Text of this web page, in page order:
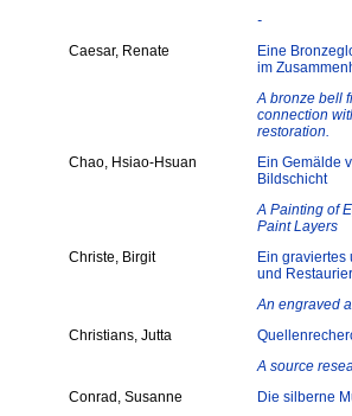
-
Caesar, Renate
Eine
im
A bronze bell
connection
restoration.
Chao, Hsiao-Hsuan
Ein Gemälde
Bildschicht
A Painting of
Paint Layers
Christe, Birgit
Ein graviertes
und
An engraved
Christians, Jutta
A source
Conrad, Susanne
Die silberne